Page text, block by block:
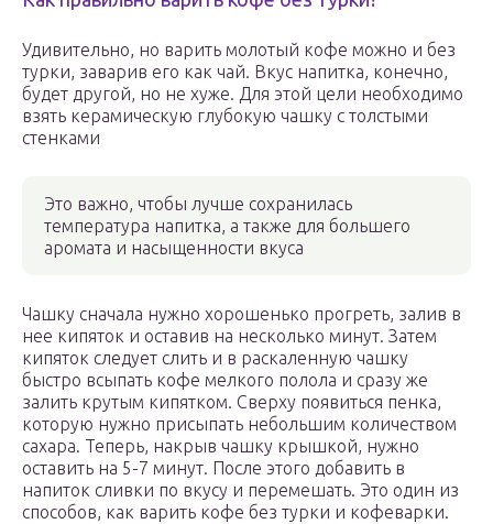
Удивительно, но варить молотый кофе можно и без
турки, заварив его как чай. Вкус напитка, конечно,
будет другой, но не хуже. Для этой цели необходимо
взять керамическую глубокую чашку с толстыми
стенками
Это важно, чтобы лучше сохранилась
температура напитка, а также для большего
аромата и насыщенности вкуса
Чашку сначала нужно хорошенько прогреть, залив в
нее кипяток и оставив на несколько минут. Затем
кипяток следует слить и в раскаленную чашку
быстро всыпать кофе мелкого полола и сразу же
залить крутым кипятком. Сверху появиться пенка,
которую нужно присыпать небольшим количеством
сахара. Теперь, накрыв чашку крышкой, нужно
оставить на 5-7 минут. После этого добавить в
напиток сливки по вкусу и перемешать. Это один из
способов, как варить кофе без турки и кофеварки.